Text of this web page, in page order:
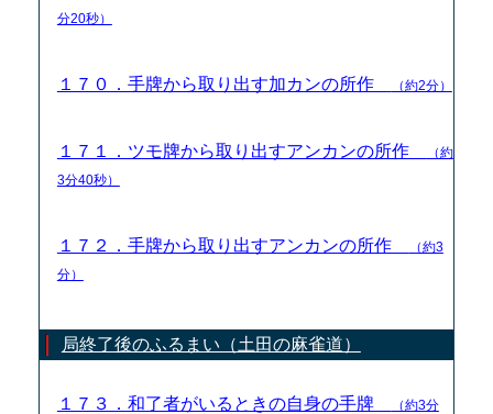
分20秒）
１７０．手牌から取り出す加カンの所作 （約2分）
１７１．ツモ牌から取り出すアンカンの所作
（約
3分40秒）
１７２．手牌から取り出すアンカンの所作
（約3
分）
局終了後のふるまい（土田の麻雀道）
１７３．和了者がいるときの自身の手牌
（約3分